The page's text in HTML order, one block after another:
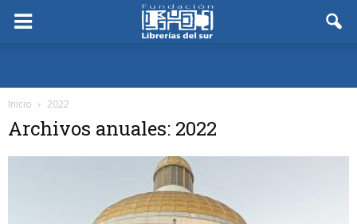
Inicio 2022
Archivos anuales: 2022